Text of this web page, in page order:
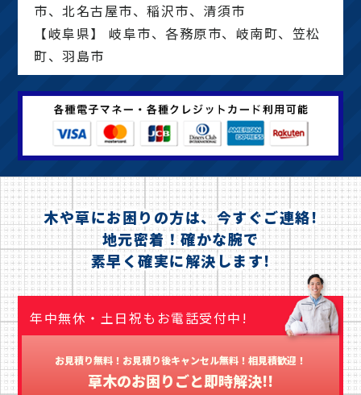
市、北名古屋市、稲沢市、清須市
【岐阜県】 岐阜市、各務原市、岐南町、笠松
町、羽島市
木や草にお困りの方は、今すぐご連絡!
地元密着！確かな腕で
素早く確実に解決します!
年中無休・土日祝もお電話受付中!
お見積り無料！お見積り後キャンセル無料！相見積歓迎！
草木のお困りごと即時解決!!